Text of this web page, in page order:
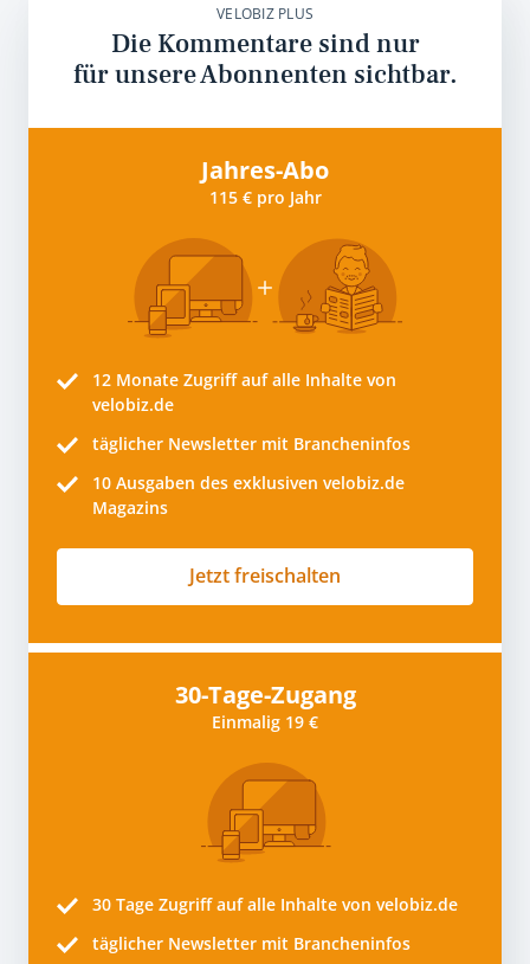
VELOBIZ PLUS
Die Kommentare sind nur
für unsere Abonnenten sichtbar.
Jahres-Abo
115 € pro Jahr
12 Monate Zugriff auf alle Inhalte von
velobiz.de
täglicher Newsletter mit Brancheninfos
10 Ausgaben des exklusiven velobiz.de
Magazins
Jetzt freischalten
30-Tage-Zugang
Einmalig 19 €
30 Tage Zugriff auf alle Inhalte von velobiz.de
täglicher Newsletter mit Brancheninfos